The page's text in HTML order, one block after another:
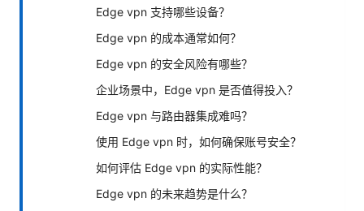
Edge vpn 支持哪些设备？
Edge vpn 的成本通常如何？
Edge vpn 的安全风险有哪些？
企业场景中，Edge vpn 是否值得投入？
Edge vpn 与路由器集成难吗？
使用 Edge vpn 时，如何确保账号安全？
如何评估 Edge vpn 的实际性能？
Edge vpn 的未来趋势是什么？